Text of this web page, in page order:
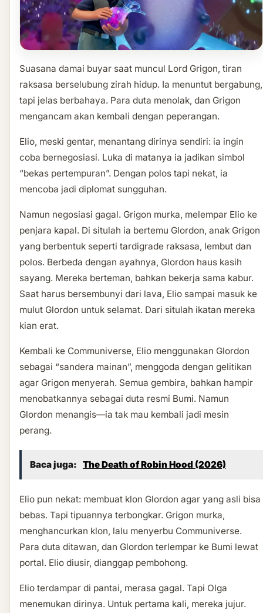
Suasana damai buyar saat muncul Lord Grigon, tiran
raksasa berselubung zirah hidup. Ia menuntut bergabung,
tapi jelas berbahaya. Para duta menolak, dan Grigon
mengancam akan kembali dengan peperangan.
Elio, meski gentar, menantang dirinya sendiri: ia ingin
coba bernegosiasi. Luka di matanya ia jadikan simbol
“bekas pertempuran”. Dengan polos tapi nekat, ia
mencoba jadi diplomat sungguhan.
Namun negosiasi gagal. Grigon murka, melempar Elio ke
penjara kapal. Di situlah ia bertemu Glordon, anak Grigon
yang berbentuk seperti tardigrade raksasa, lembut dan
polos. Berbeda dengan ayahnya, Glordon haus kasih
sayang. Mereka berteman, bahkan bekerja sama kabur.
Saat harus bersembunyi dari lava, Elio sampai masuk ke
mulut Glordon untuk selamat. Dari situlah ikatan mereka
kian erat.
Kembali ke Communiverse, Elio menggunakan Glordon
sebagai “sandera mainan”, menggoda dengan gelitikan
agar Grigon menyerah. Semua gembira, bahkan hampir
menobatkannya sebagai duta resmi Bumi. Namun
Glordon menangis—ia tak mau kembali jadi mesin
perang.
Baca juga: The Death of Robin Hood (2026)
Elio pun nekat: membuat klon Glordon agar yang asli bisa
bebas. Tapi tipuannya terbongkar. Grigon murka,
menghancurkan klon, lalu menyerbu Communiverse.
Para duta ditawan, dan Glordon terlempar ke Bumi lewat
portal. Elio diusir, dianggap pembohong.
Elio terdampar di pantai, merasa gagal. Tapi Olga
menemukan dirinya. Untuk pertama kali, mereka jujur.